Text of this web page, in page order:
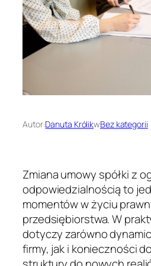
Autor:Danuta KrólikwBez kategorii
Zmiana umowy spółki z
odpowiedzialnością to
momentów w życiu
przedsiębiorstwa. W
dotyczy zarówno
firmy, jak i konieczności